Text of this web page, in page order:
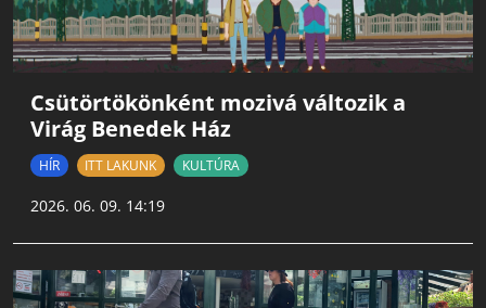
Csütörtökönként mozivá változik a
Virág Benedek Ház
HÍR ITT LAKUNK KULTÚRA
2026. 06. 09. 14:19